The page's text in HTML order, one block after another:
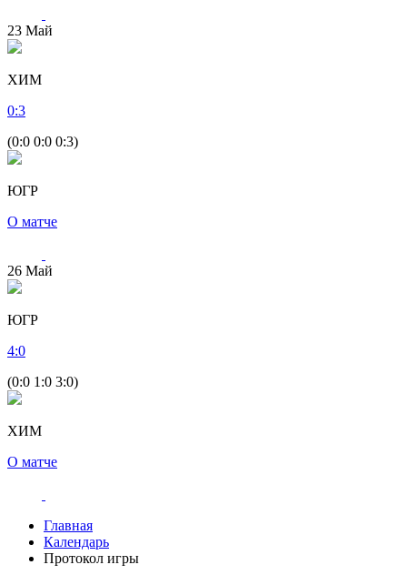
23 Май
ХИМ
0:3
(0:0 0:0 0:3)
ЮГР
О матче
26 Май
ЮГР
4:0
(0:0 1:0 3:0)
ХИМ
О матче
Главная
Календарь
Протокол игры